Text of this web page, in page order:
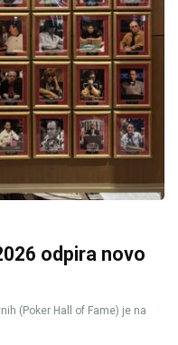
odpira novo
(Poker Hall of Fame) je na